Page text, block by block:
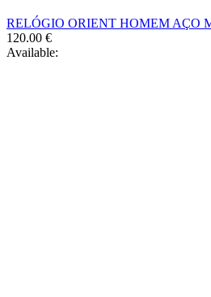
RELÓGIO ORIENT HOMEM AÇO
120.00 €
Available: